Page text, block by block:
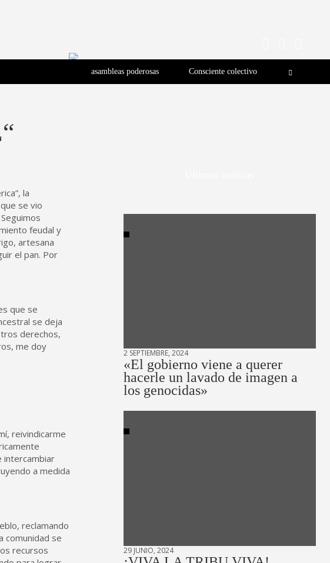
asambleas poderosas Consciente colectivo
la
se vio
feudal y
artesana
el pan. Por
que se
se deja
derechos,
me doy
reivindicarme
intercambiar
a medida
reclamando
comunidad se
recursos
2 SEPTIEMBRE, 2024
«El gobierno viene a querer
hacerle un lavado de imagen a
los genocidas»
29 JUNIO, 2024